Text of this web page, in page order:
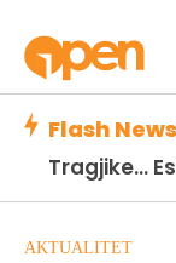
Flash
AKTUALITET